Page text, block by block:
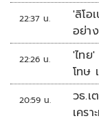
22:37 น.
'ลิโอ
อย่า
22:26 น.
'ไทย
โทษ
20:59 น.
วธ.เ
เคร